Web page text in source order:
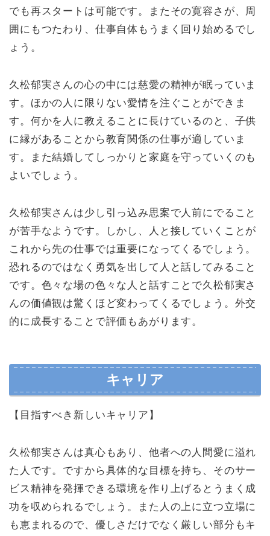
でも再スタートは可能です。またその寛容さが、周
囲にもつたわり、仕事自体もうまく回り始めるでし
ょう。
久松郁実さんの心の中には慈愛の精神が眠っていま
す。ほかの人に限りない愛情を注ぐことができま
す。何かを人に教えることに長けているのと、子供
に縁があることから教育関係の仕事が適していま
す。また結婚してしっかりと家庭を守っていくのも
よいでしょう。
久松郁実さんは少し引っ込み思案で人前にでること
が苦手なようです。しかし、人と接していくことが
これから先の仕事では重要になってくるでしょう。
恐れるのではなく勇気を出して人と話してみること
です。色々な場の色々な人と話すことで久松郁実さ
んの価値観は驚くほど変わってくるでしょう。外交
的に成長することで評価もあがります。
キャリア
【目指すべき新しいキャリア】
久松郁実さんは真心もあり、他者への人間愛に溢れ
た人です。ですから具体的な目標を持ち、そのサー
ビス精神を発揮できる環境を作り上げるとうまく成
功を収められるでしょう。また人の上に立つ立場に
も恵まれるので、優しさだけでなく厳しい部分もキ